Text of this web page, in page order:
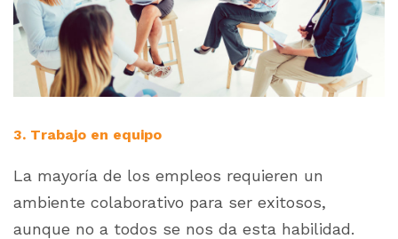
3. Trabajo en equipo
La mayoría de los empleos requieren un
ambiente colaborativo para ser exitosos,
aunque no a todos se nos da esta habilidad.